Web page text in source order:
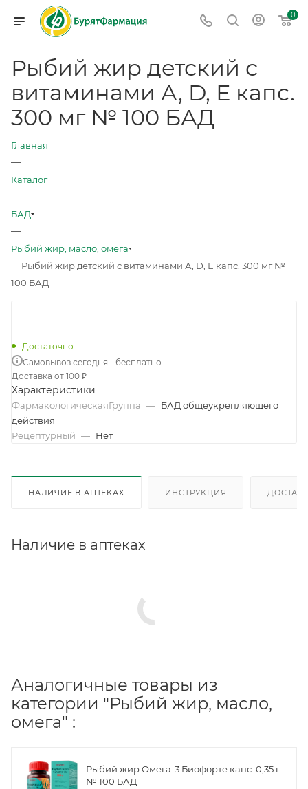
0
Рыбий жир детский с
витаминами А, D, Е капс.
300 мг № 100 БАД
Главная
—
Каталог
—
БАД
—
Рыбий жир, масло, омега
—Рыбий жир детский с витаминами А, D, Е капс. 300 мг №
100 БАД
Достаточно
Самовывоз сегодня - бесплатно
Доставка от 100 ₽
Характеристики
ФармакологическаяГруппа — БАД общеукрепляющего
действия
Рецептурный — Нет
НАЛИЧИЕ В АПТЕКАХ ИНСТРУКЦИЯ
Наличие в аптеках
Аналогичные товары из
категории "Рыбий жир, масло,
омега" :
Рыбий жир Омега-3 Биофорте капс. 0,35 г
№ 100 БАД